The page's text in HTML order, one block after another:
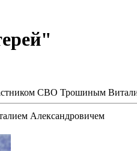
СВО Трошиным
Александровичем